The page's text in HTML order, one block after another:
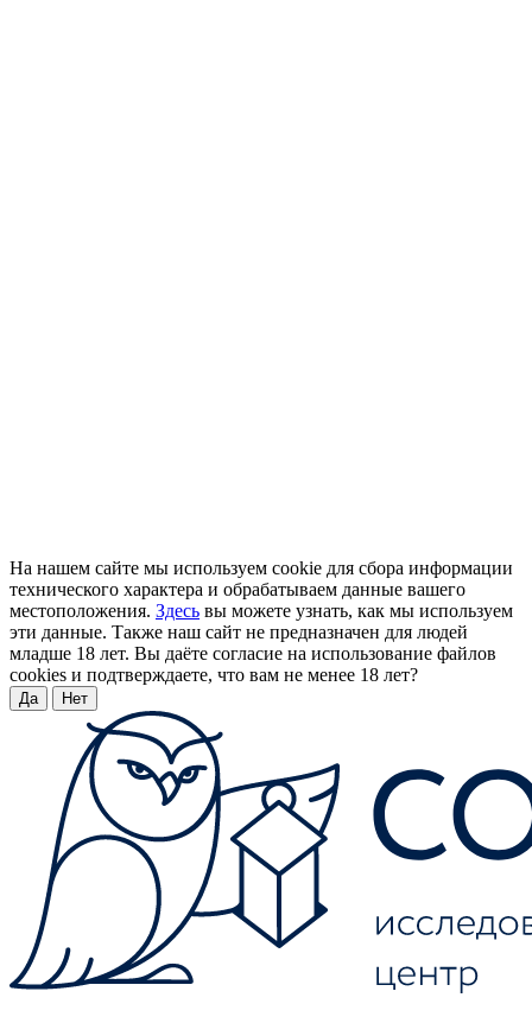
На нашем сайте мы используем cookie для сбора информации
технического характера и обрабатываем данные вашего
местоположения. Здесь вы можете узнать, как мы используем
эти данные. Также наш сайт не предназначен для людей
младше 18 лет. Вы даёте согласие на использование файлов
cookies и подтверждаете, что вам не менее 18 лет?
Да Нет